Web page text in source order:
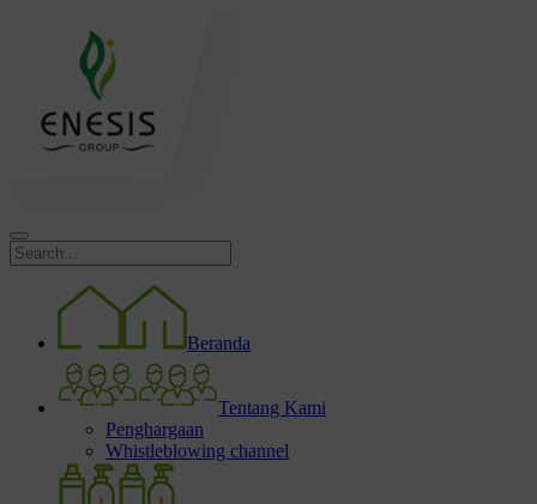
Beranda
Tentang Kami
Penghargaan
Whistleblowing channel